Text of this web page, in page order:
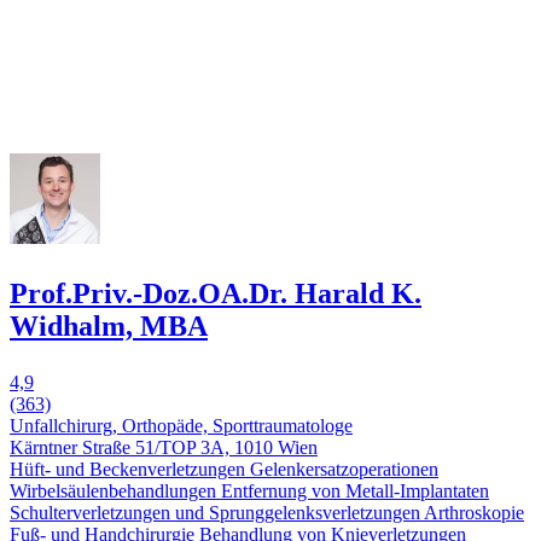
Prof.Priv.-Doz.OA.Dr. Harald K.
Widhalm, MBA
4,9
(363)
Unfallchirurg, Orthopäde, Sporttraumatologe
Kärntner Straße 51/TOP 3A, 1010 Wien
Hüft- und Beckenverletzungen Gelenkersatzoperationen
Wirbelsäulenbehandlungen Entfernung von Metall-Implantaten
Schulterverletzungen und Sprunggelenksverletzungen Arthroskopie
Fuß- und Handchirurgie Behandlung von Knieverletzungen